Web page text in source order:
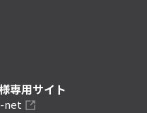
専用サイト
net